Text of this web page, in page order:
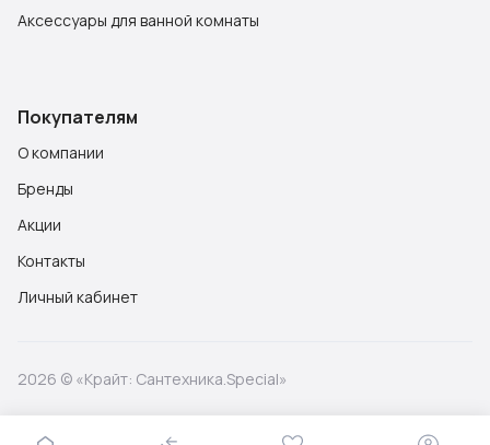
Аксессуары для ванной комнаты
Покупателям
О компании
Бренды
Акции
Контакты
Личный кабинет
2026 © «Крайт: Сантехника.Special»